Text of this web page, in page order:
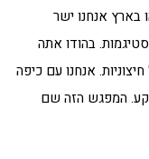
בארץ אנחנו ישר
בהודו אתה
אנחנו עם כיפה
המפגש הזה שם